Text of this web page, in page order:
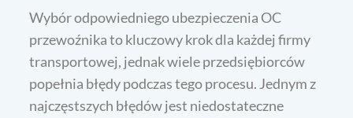
Wybór odpowiedniego ubezpieczenia OC
przewoźnika to kluczowy krok dla każdej firmy
transportowej, jednak wiele przedsiębiorców
popełnia błędy podczas tego procesu. Jednym z
najczęstszych błędów jest niedostateczne